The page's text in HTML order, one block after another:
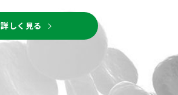
詳しく見る chevron_right